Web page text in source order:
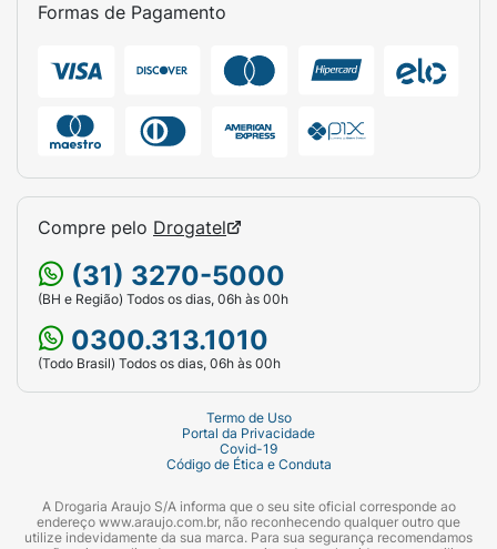
Formas de Pagamento
Compre pelo Drogatel
(31) 3270-5000
(BH e Região) Todos os dias, 06h às 00h
0300.313.1010
(Todo Brasil) Todos os dias, 06h às 00h
Termo de Uso
Portal da Privacidade
Covid-19
Código de Ética e Conduta
A Drogaria Araujo S/A informa que o seu site oficial corresponde ao
endereço www.araujo.com.br, não reconhecendo qualquer outro que
utilize indevidamente da sua marca. Para sua segurança recomendamos